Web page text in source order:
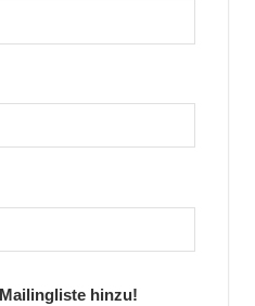
hinzu!